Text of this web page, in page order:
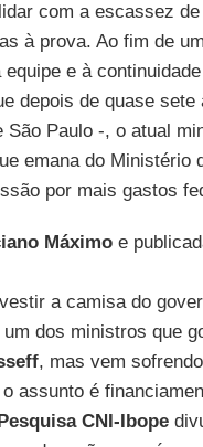
com a escassez
à prova. Ao fim de
e à
depois de quase sete
São Paulo -, o atual
emana do Ministério
por mais gastos
Máximoe
a camisa do
dos ministros que
, mas vem
assunto é
CNI-Ibope